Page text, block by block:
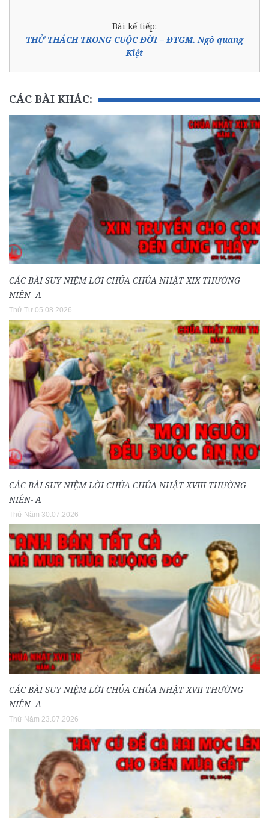
Bài kế tiếp:
THỬ THÁCH TRONG CUỘC ĐỜI – ĐTGM. Ngô quang
Kiệt
CÁC BÀI KHÁC:
CÁC BÀI SUY NIỆM LỜI CHÚA CHÚA NHẬT XIX THƯỜNG
NIÊN- A
Thứ Tư 05.08.2026
CÁC BÀI SUY NIỆM LỜI CHÚA CHÚA NHẬT XVIII THƯỜNG
NIÊN- A
Thứ Năm 30.07.2026
CÁC BÀI SUY NIỆM LỜI CHÚA CHÚA NHẬT XVII THƯỜNG
NIÊN- A
Thứ Năm 23.07.2026